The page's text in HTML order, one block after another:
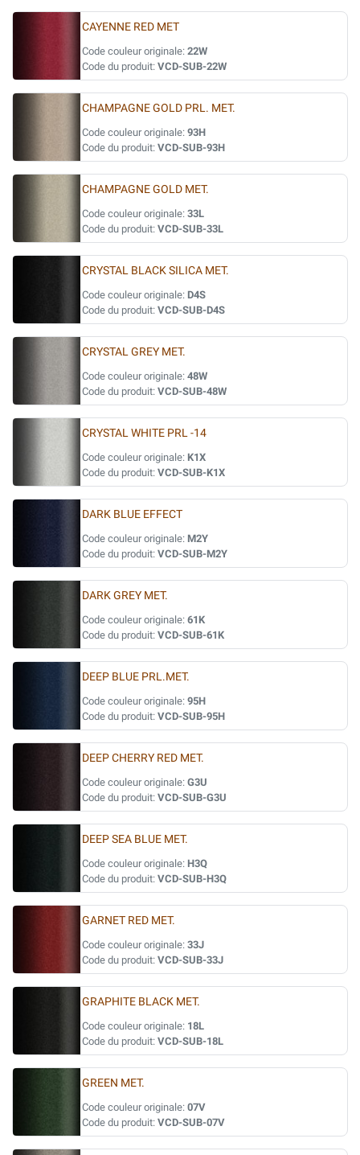
CAYENNE RED MET
Code couleur originale: 22W
Code du produit: VCD-SUB-22W
CHAMPAGNE GOLD PRL. MET.
Code couleur originale: 93H
Code du produit: VCD-SUB-93H
CHAMPAGNE GOLD MET.
Code couleur originale: 33L
Code du produit: VCD-SUB-33L
CRYSTAL BLACK SILICA MET.
Code couleur originale: D4S
Code du produit: VCD-SUB-D4S
CRYSTAL GREY MET.
Code couleur originale: 48W
Code du produit: VCD-SUB-48W
CRYSTAL WHITE PRL -14
Code couleur originale: K1X
Code du produit: VCD-SUB-K1X
DARK BLUE EFFECT
Code couleur originale: M2Y
Code du produit: VCD-SUB-M2Y
DARK GREY MET.
Code couleur originale: 61K
Code du produit: VCD-SUB-61K
DEEP BLUE PRL.MET.
Code couleur originale: 95H
Code du produit: VCD-SUB-95H
DEEP CHERRY RED MET.
Code couleur originale: G3U
Code du produit: VCD-SUB-G3U
DEEP SEA BLUE MET.
Code couleur originale: H3Q
Code du produit: VCD-SUB-H3Q
GARNET RED MET.
Code couleur originale: 33J
Code du produit: VCD-SUB-33J
GRAPHITE BLACK MET.
Code couleur originale: 18L
Code du produit: VCD-SUB-18L
GREEN MET.
Code couleur originale: 07V
Code du produit: VCD-SUB-07V